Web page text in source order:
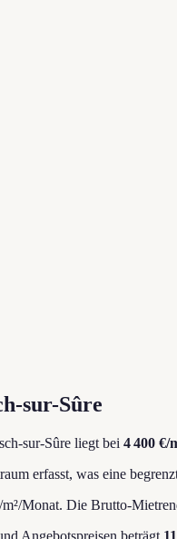
sur-Sûre
sur-Sûre liegt bei 4 400 €/
erfasst, was eine
Monat. Die Brutto-
Angebotspreisen beträgt